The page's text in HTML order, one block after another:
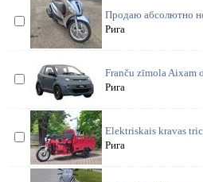
Продаю абсолютно
Рига
Franču zīmola Aixam
Рига
Elektriskais kravas
Рига